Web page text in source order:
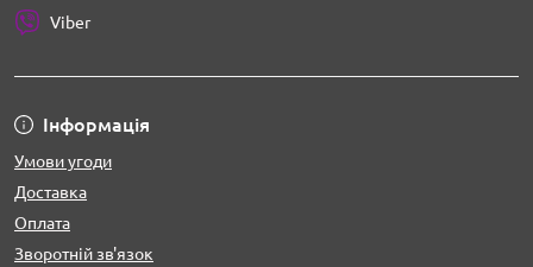
Інформація
Умови угоди
Доставка
Оплата
Зворотній зв'язок
Viber